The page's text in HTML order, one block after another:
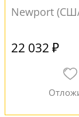
Newport
22 032 ₽